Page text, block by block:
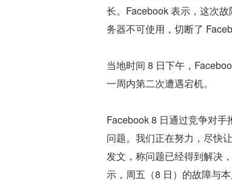
长。Facebook 表示，这次
务器不可使用，切断了
当地时间 8 日下午，
一周内第二次遭遇宕机。
Facebook 8 日通过竞争对
问题。我们正在努力，尽快
发文，称问题已经得到解决
示，周五（8 日）的故障与